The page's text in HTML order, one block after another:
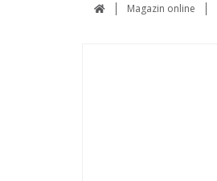
Magazin online